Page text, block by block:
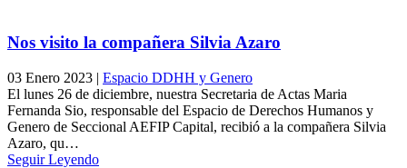
Nos visito la compañera Silvia Azaro
03 Enero 2023 | Espacio DDHH y Genero
El lunes 26 de diciembre, nuestra Secretaria de Actas Maria
Fernanda Sio, responsable del Espacio de Derechos Humanos y
Genero de Seccional AEFIP Capital, recibió a la compañera Silvia
Azaro, qu…
Seguir Leyendo